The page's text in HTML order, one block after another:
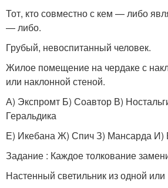
Тот, кто совместно с кем — либо
— либо.
Грубый, невоспитанный человек.
Жилое помещение на чердаке с
или наклонной стеной.
А) Экспромт Б) Соавтор В)
Геральдика
Е) Икебана Ж) Спич З) Мансарда И)
Задание : Каждое толкование
Настенный светильник из одной или